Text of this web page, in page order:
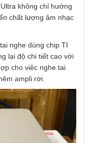
không chỉ hướng
chất lượng âm nhạc
nghe dùng chip TI
lại độ chi tiết cao với
cho việc nghe tai
ampli rời.